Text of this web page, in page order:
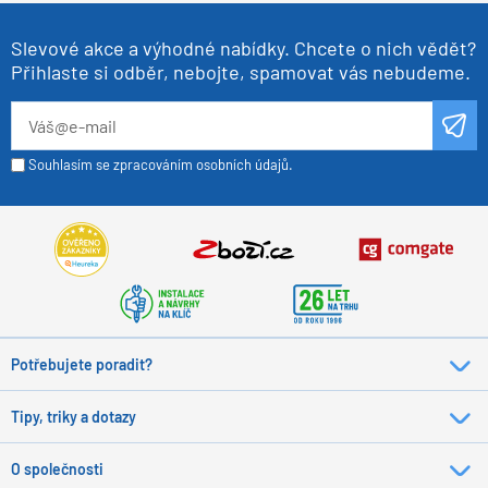
Slevové akce a výhodné nabídky. Chcete o nich vědět?
Přihlaste si odběr, nebojte, spamovat vás nebudeme.
Souhlasím se zpracováním osobních údajů.
Potřebujete poradit?
Tipy, triky a dotazy
O společnosti